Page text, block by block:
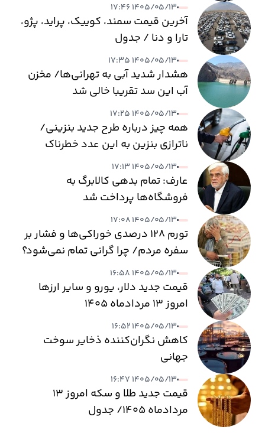
۱۴۰۵/۰۵/۱۳ ۱۷:۴۶
آخرین قیمت سمند، کوییک، پراید، پژو،
تارا و دنا / جدول
۱۴۰۵/۰۵/۱۳ ۱۷:۳۵
هشدار شدید آبی به تهرانی‌ها/ مخزن
آب این سد تقریبا خالی شد
۱۴۰۵/۰۵/۱۳ ۱۷:۲۵
همه چیز درباره طرح جدید بنزینی/
ناترازی بنزین به این عدد خطرناک
می‌رسد
۱۴۰۵/۰۵/۱۳ ۱۷:۱۳
عارف: تمام بدهی کالابرگ به
فروشگاه‌ها پرداخت شد
۱۴۰۵/۰۵/۱۳ ۱۷:۰۸
تورم ۱۲۸ درصدی خوراکی‌ها و فشار بر
سفره مردم/ چرا گرانی تمام نمی‌شود؟
۱۴۰۵/۰۵/۱۳ ۱۶:۵۸
قیمت جدید دلار، یورو و سایر ارزها
امروز ۱۳ مردادماه ۱۴۰۵
۱۴۰۵/۰۵/۱۳ ۱۶:۵۲
کاهش نگران‌کننده ذخایر سوخت
جهانی
۱۴۰۵/۰۵/۱۳ ۱۶:۴۷
قیمت جدید طلا و سکه امروز ۱۳
مردادماه ۱۴۰۵/ جدول